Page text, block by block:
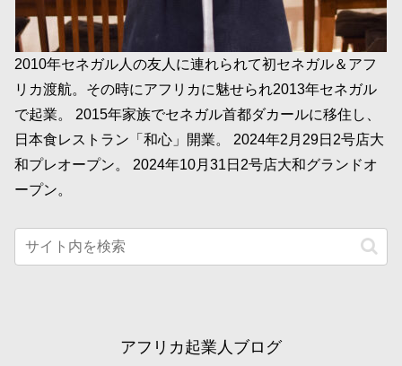
2010年セネガル人の友人に連れられて初セネガル＆アフ
リカ渡航。その時にアフリカに魅せられ2013年セネガル
で起業。 2015年家族でセネガル首都ダカールに移住し、
日本食レストラン「和心」開業。 2024年2月29日2号店大
和プレオープン。 2024年10月31日2号店大和グランドオ
ープン。
アフリカ起業人ブログ